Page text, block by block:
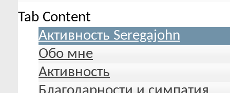
Tab Content
Активность Seregajohn
Обо мне
Активность